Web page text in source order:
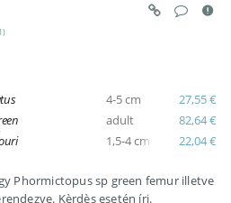
4-5 cm
27,55 €
adult
82,64 €
1,5-4 cm 22,04 €
Phormictopus sp green femur illetve
Kèrdès esetén írj.